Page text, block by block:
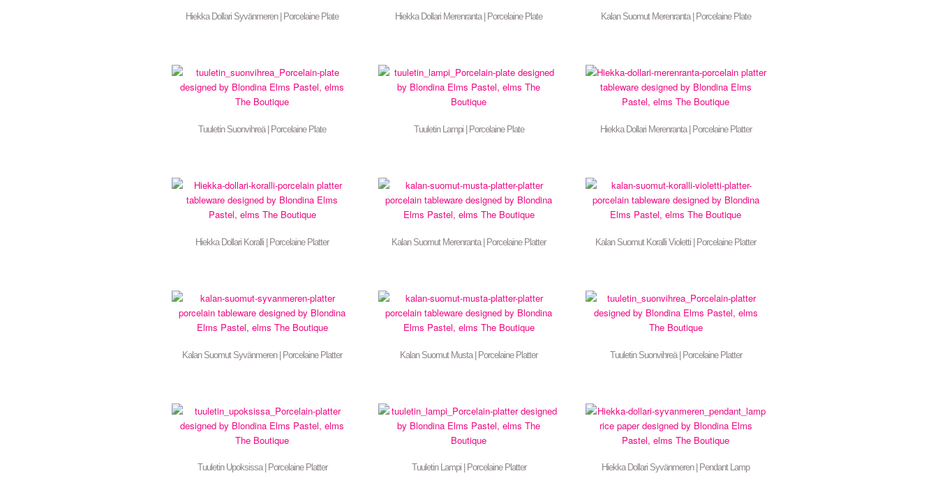
Hiekka Dollari Syvänmeren | Porcelaine Plate Hiekka Dollari Merenranta | Porcelaine Plate Kalan Suomut Merenranta | Porcelaine Plate
Tuuletin Suonvihreä | Porcelaine Plate Tuuletin Lampi | Porcelaine Plate Hiekka Dollari Merenranta | Porcelaine Platter
Hiekka Dollari Koralli | Porcelaine Platter Kalan Suomut Merenranta | Porcelaine Platter Kalan Suomut Koralli Violetti | Porcelaine Platter
Kalan Suomut Syvänmeren | Porcelaine Platter Kalan Suomut Musta | Porcelaine Platter Tuuletin Suonvihreä | Porcelaine Platter
Tuuletin Upoksissa | Porcelaine Platter Tuuletin Lampi | Porcelaine Platter Hiekka Dollari Syvänmeren | Pendant Lamp